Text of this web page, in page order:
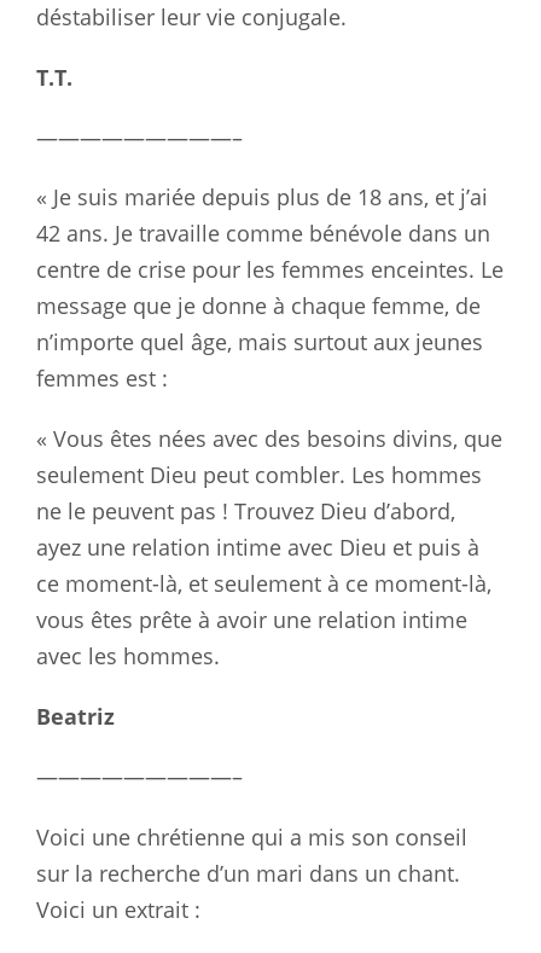
déstabiliser leur vie conjugale.
T.T.
—————————–
« Je suis mariée depuis plus de 18 ans, et j’ai
42 ans. Je travaille comme bénévole dans un
centre de crise pour les femmes enceintes. Le
message que je donne à chaque femme, de
n’importe quel âge, mais surtout aux jeunes
femmes est :
« Vous êtes nées avec des besoins divins, que
seulement Dieu peut combler. Les hommes
ne le peuvent pas ! Trouvez Dieu d’abord,
ayez une relation intime avec Dieu et puis à
ce moment-là, et seulement à ce moment-là,
vous êtes prête à avoir une relation intime
avec les hommes.
Beatriz
—————————–
Voici une chrétienne qui a mis son conseil
sur la recherche d’un mari dans un chant.
Voici un extrait :